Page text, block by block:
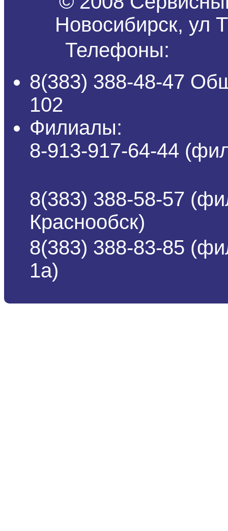
Новосибирск, ул
Телефоны:
8(383) 388-48-47
102
Филиалы:
8-913-917-64-44
8(383) 388-58-57
Краснообск)
8(383) 388-83-85
1а)